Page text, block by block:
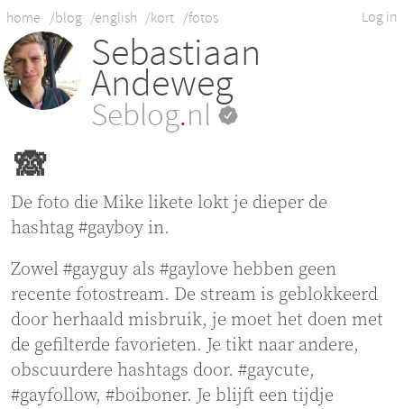
Log in
home /blog /english /kort /fotos
Sebastiaan
Andeweg
Seblog.nl
🙈
De foto die Mike likete lokt je dieper de
hashtag #gayboy in.
Zowel #gayguy als #gaylove hebben geen
recente fotostream. De stream is geblokkeerd
door herhaald misbruik, je moet het doen met
de gefilterde favorieten. Je tikt naar andere,
obscuurdere hashtags door. #gaycute,
#gayfollow, #boiboner. Je blijft een tijdje